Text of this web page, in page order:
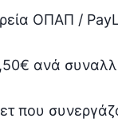
ΟΠΑΠ /
ανά
που